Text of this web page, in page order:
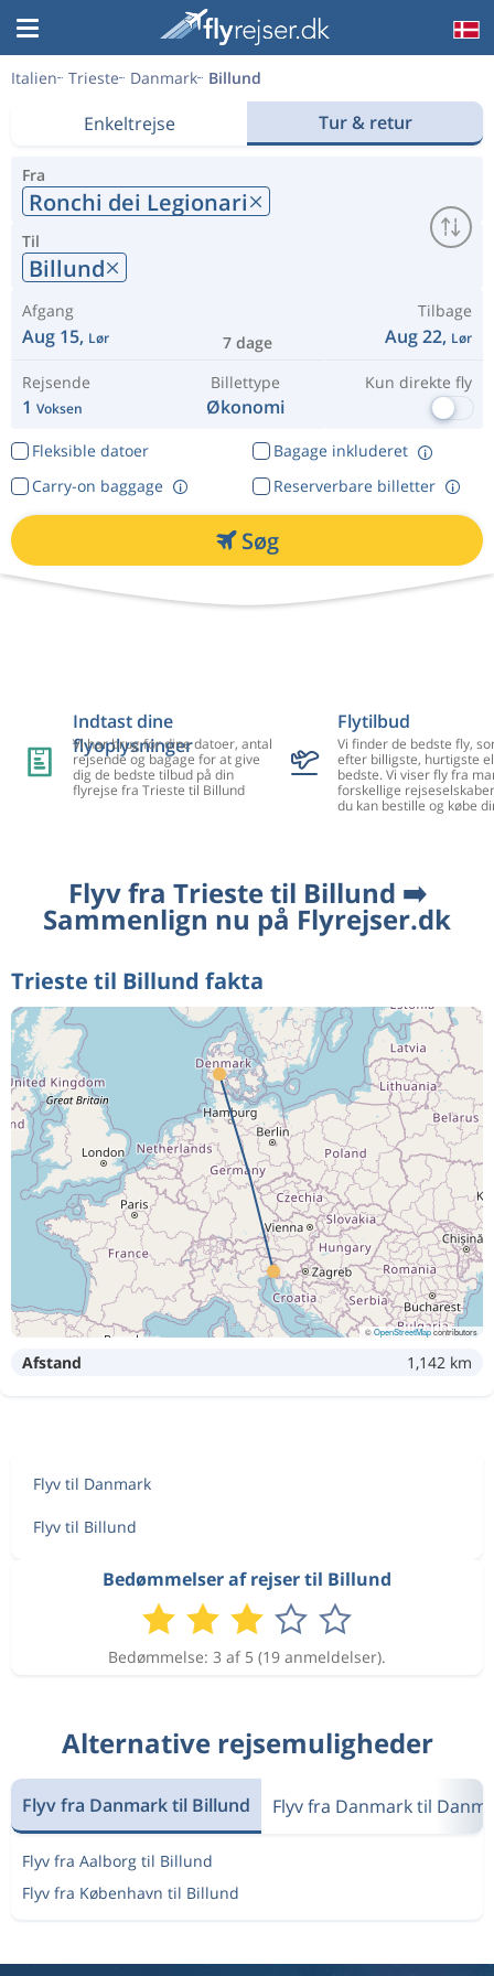
Italien Trieste Danmark Billund
Enkeltrejse Tur & retur
Fra
Ronchi dei Legionari
Til
Billund
Afgang
Aug 15, Lør 7 dage
Tilbage
Aug 22, Lør
Rejsende
1 Voksen
Billettype
Økonomi
Kun direkte fly
Fleksible datoer
Bagage inkluderet
Reserverbare billetter
Carry-on baggage
Søg
Indtast dine
flyoplysninger
Vi har brug for dine datoer, antal
rejsende og bagage for at give
dig de bedste tilbud på din
flyrejse fra Trieste til Billund
Flytilbud
Vi finder de bedste fly,
efter billigste, hurtigste
bedste. Vi viser fly fra
forskellige
du kan bestille og købe
Flyv fra Trieste til Billund ➡️
Sammenlign nu på Flyrejser.dk
Trieste til Billund fakta
©OpenStreetMapcontributors
Afstand 1,142 km
Flyv til Danmark
Flyv til Billund
Bedømmelser af rejser til Billund
Bedømmelse: 3 af 5 (19 anmeldelser).
Alternative rejsemuligheder
Flyv fra Danmark til Billund Flyv fra Danmark til
Flyv fra Aalborg til Billund
Flyv fra København til Billund